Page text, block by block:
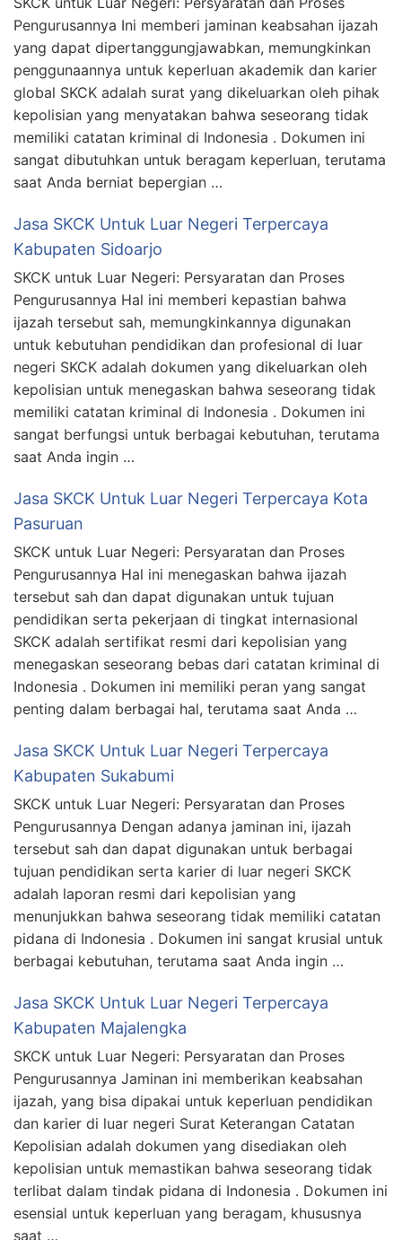
Pengurusannya Ini memberi jaminan keabsahan ijazah
yang dapat dipertanggungjawabkan, memungkinkan
penggunaannya untuk keperluan akademik dan karier
global SKCK adalah surat yang dikeluarkan oleh pihak
kepolisian yang menyatakan bahwa seseorang tidak
memiliki catatan kriminal di Indonesia . Dokumen ini
sangat dibutuhkan untuk beragam keperluan, terutama
saat Anda berniat bepergian …
Jasa SKCK Untuk Luar Negeri Terpercaya
Kabupaten Sidoarjo
SKCK untuk Luar Negeri: Persyaratan dan Proses
Pengurusannya Hal ini memberi kepastian bahwa
ijazah tersebut sah, memungkinkannya digunakan
untuk kebutuhan pendidikan dan profesional di luar
negeri SKCK adalah dokumen yang dikeluarkan oleh
kepolisian untuk menegaskan bahwa seseorang tidak
memiliki catatan kriminal di Indonesia . Dokumen ini
sangat berfungsi untuk berbagai kebutuhan, terutama
saat Anda ingin …
Jasa SKCK Untuk Luar Negeri Terpercaya Kota
Pasuruan
SKCK untuk Luar Negeri: Persyaratan dan Proses
Pengurusannya Hal ini menegaskan bahwa ijazah
tersebut sah dan dapat digunakan untuk tujuan
pendidikan serta pekerjaan di tingkat internasional
SKCK adalah sertifikat resmi dari kepolisian yang
menegaskan seseorang bebas dari catatan kriminal di
Indonesia . Dokumen ini memiliki peran yang sangat
penting dalam berbagai hal, terutama saat Anda …
Jasa SKCK Untuk Luar Negeri Terpercaya
Kabupaten Sukabumi
SKCK untuk Luar Negeri: Persyaratan dan Proses
Pengurusannya Dengan adanya jaminan ini, ijazah
tersebut sah dan dapat digunakan untuk berbagai
tujuan pendidikan serta karier di luar negeri SKCK
adalah laporan resmi dari kepolisian yang
menunjukkan bahwa seseorang tidak memiliki catatan
pidana di Indonesia . Dokumen ini sangat krusial untuk
berbagai kebutuhan, terutama saat Anda ingin …
Jasa SKCK Untuk Luar Negeri Terpercaya
Kabupaten Majalengka
SKCK untuk Luar Negeri: Persyaratan dan Proses
Pengurusannya Jaminan ini memberikan keabsahan
ijazah, yang bisa dipakai untuk keperluan pendidikan
dan karier di luar negeri Surat Keterangan Catatan
Kepolisian adalah dokumen yang disediakan oleh
kepolisian untuk memastikan bahwa seseorang tidak
terlibat dalam tindak pidana di Indonesia . Dokumen ini
esensial untuk keperluan yang beragam, khususnya
saat …